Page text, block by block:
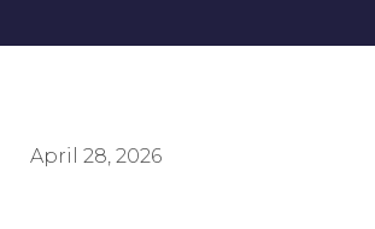
April 28, 2026